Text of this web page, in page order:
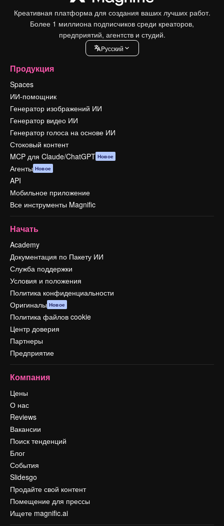
Креативная платформа для создания ваших лучших работ.
Более 1 миллиона подписчиков среди креаторов,
предприятий, агентств и студий.
Pусский
Продукция
Spaces
ИИ-помощник
Генератор изображений ИИ
Генератор видео ИИ
Генератор голоса на основе ИИ
Стоковый контент
MCP для Claude/ChatGPT Новое
Агенты Новое
API
Мобильное приложение
Все инструменты Magnific
Начать
Academy
Документация по Пакету ИИ
Служба поддержки
Условия и положения
Политика конфиденциальности
Оригиналы Новое
Политика файлов cookie
Центр доверия
Партнеры
Предприятие
Компания
Цены
О нас
Reviews
Вакансии
Поиск тенденций
Блог
События
Slidesgo
Продайте свой контент
Помещение для прессы
Ищете magnific.ai